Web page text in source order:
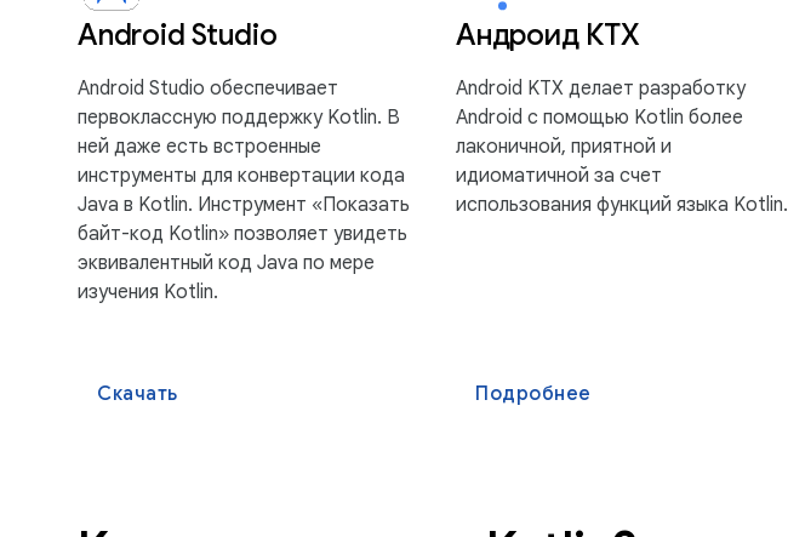
Android Studio
Android Studio обеспечивает
первоклассную поддержку Kotlin. В
ней даже есть встроенные
инструменты для конвертации кода
Java в Kotlin. Инструмент «Показать
байт-код Kotlin» позволяет увидеть
эквивалентный код Java по мере
изучения Kotlin.
Скачать
Андроид КТХ
Android KTX делает разработку
Android с помощью Kotlin более
лаконичной, приятной и
идиоматичной за счет
использования функций языка Kotlin.
Подробнее